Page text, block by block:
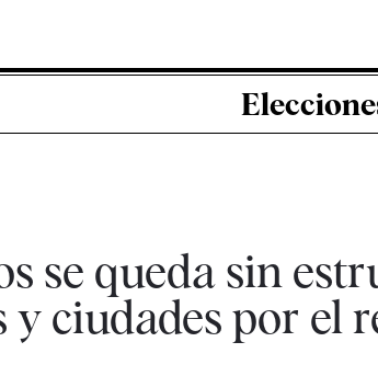
se queda sin
y ciudades por el